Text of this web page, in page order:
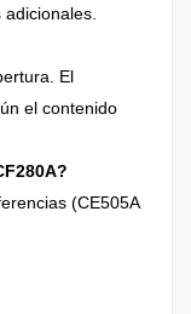
El
el contenido
(CE505A